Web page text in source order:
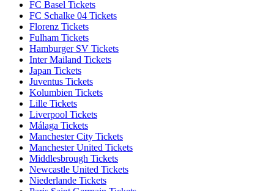
FC Basel Tickets
FC Schalke 04 Tickets
Florenz Tickets
Fulham Tickets
Hamburger SV Tickets
Inter Mailand Tickets
Japan Tickets
Juventus Tickets
Kolumbien Tickets
Lille Tickets
Liverpool Tickets
Málaga Tickets
Manchester City Tickets
Manchester United Tickets
Middlesbrough Tickets
Newcastle United Tickets
Niederlande Tickets